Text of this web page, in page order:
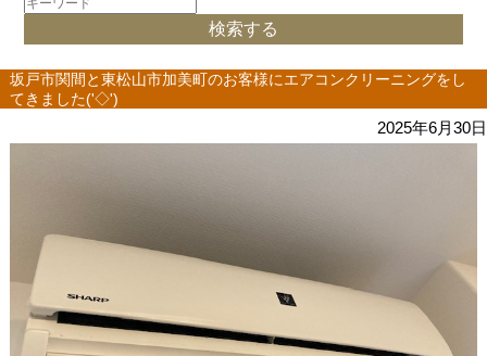
坂戸市関間と東松山市加美町のお客様にエアコンクリーニングをし
てきました('◇')ゞ
2025年6月30日